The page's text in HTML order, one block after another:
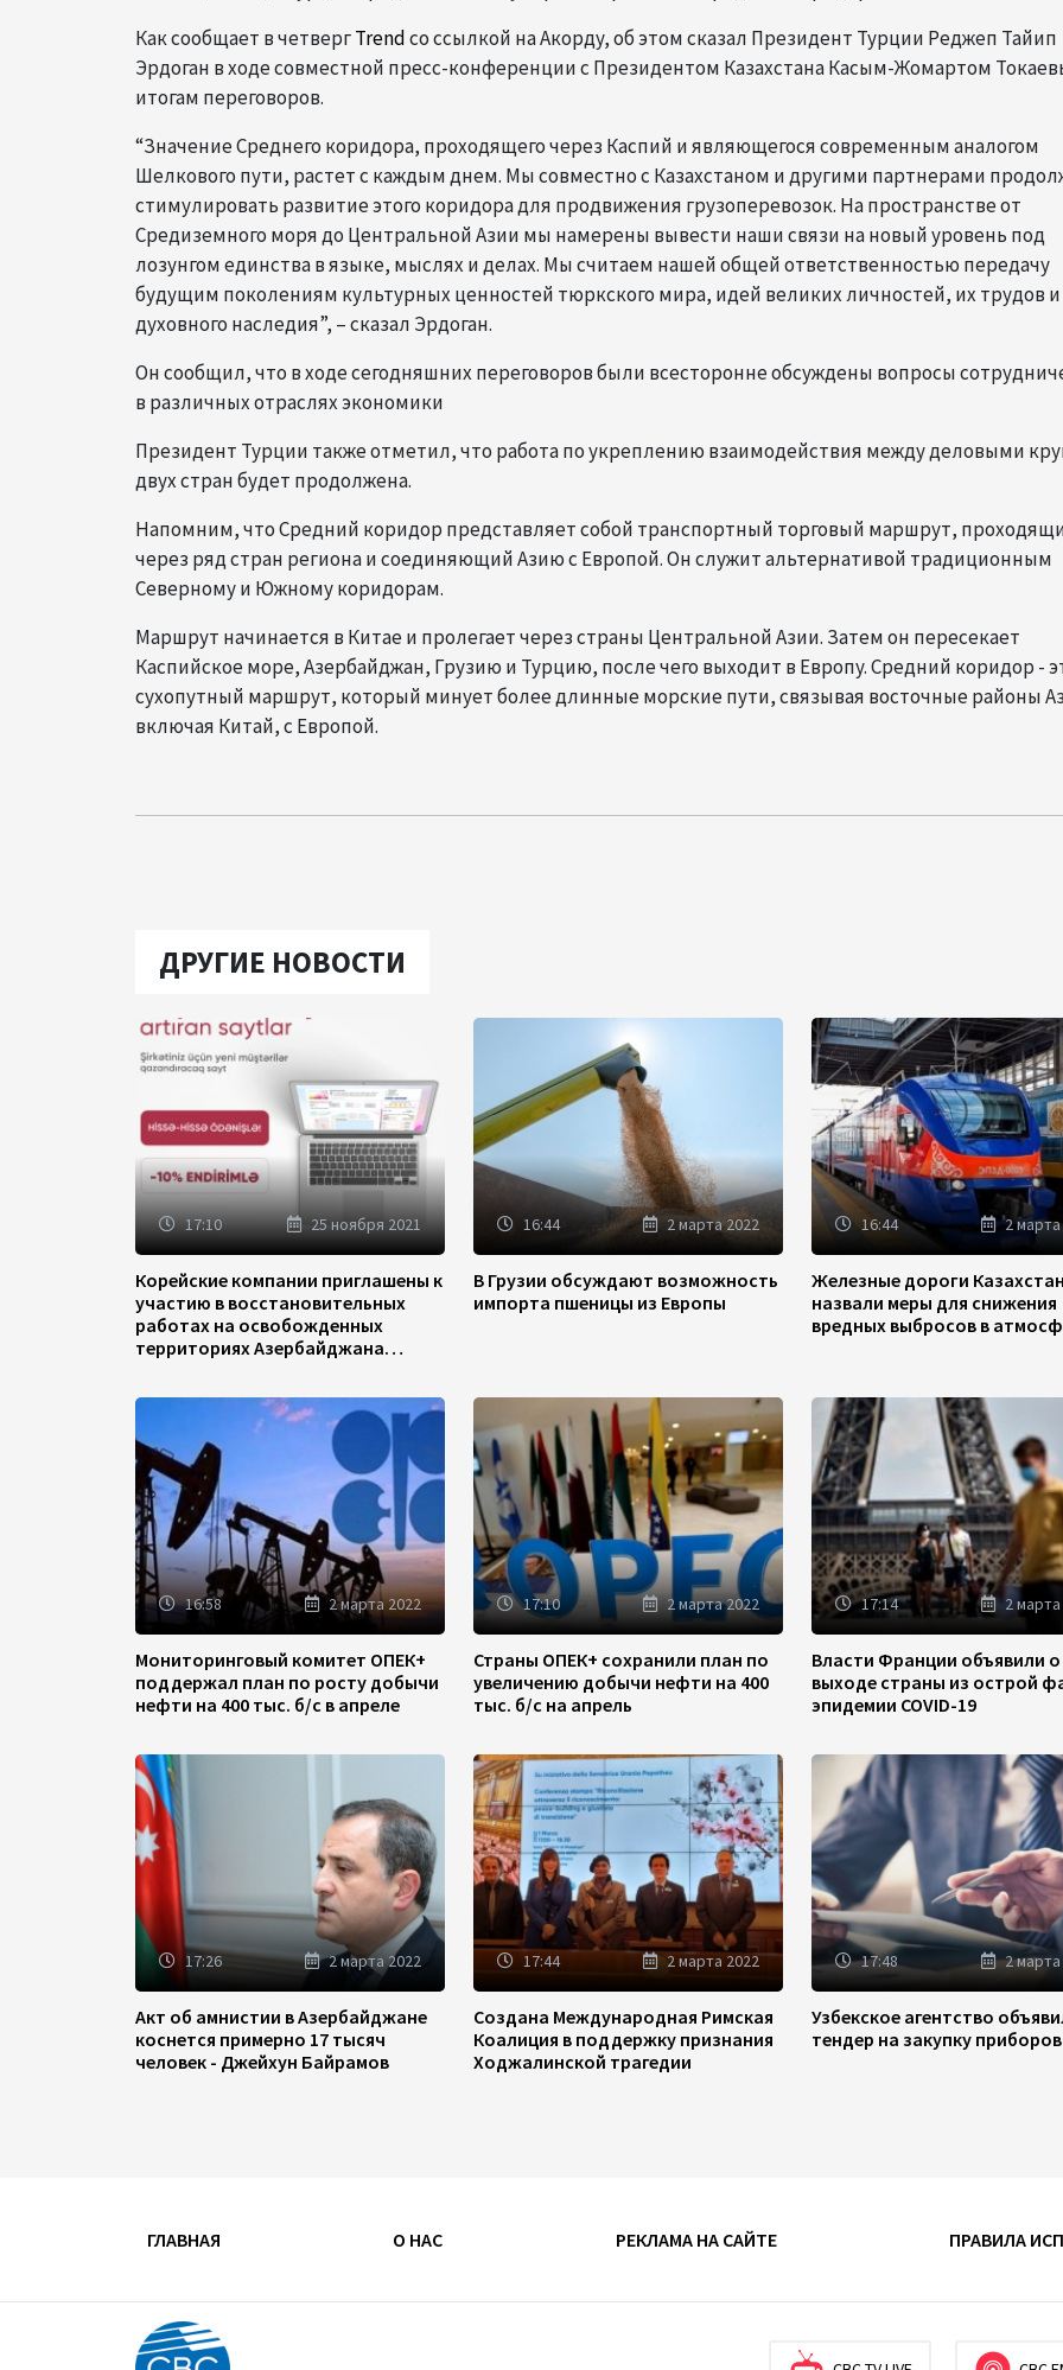
Как сообщает в четвергTrendсо ссылкой на Акорду, об этом сказал Президент Турции Реджеп Тайип
Эрдоган в ходе совместной пресс-конференции с Президентом Казахстана Касым-Жомартом
итогам переговоров.
“Значение Среднего коридора, проходящего через Каспий и являющегося современным аналогом
Шелкового пути, растет с каждым днем. Мы совместно с Казахстаном и другими партнерами
стимулировать развитие этого коридора для продвижения грузоперевозок. На пространстве от
Средиземного моря до Центральной Азии мы намерены вывести наши связи на новый уровень под
лозунгом единства в языке, мыслях и делах. Мы считаем нашей общей ответственностью передачу
будущим поколениям культурных ценностей тюркского мира, идей великих личностей, их трудов и
духовного наследия”, – сказал Эрдоган.
Он сообщил, что в ходе сегодняшних переговоров были всесторонне обсуждены вопросы
в различных отраслях экономики
Президент Турции также отметил, что работа по укреплению взаимодействия между деловыми
двух стран будет продолжена.
Напомним, что Средний коридор представляет собой транспортный торговый маршрут,
через ряд стран региона и соединяющий Азию с Европой. Он служит альтернативой традиционным
Северному и Южному коридорам.
Маршрут начинается в Китае и пролегает через страны Центральной Азии. Затем он пересекает
Каспийское море, Азербайджан, Грузию и Турцию, после чего выходит в Европу. Средний коридор -
сухопутный маршрут, который минует более длинные морские пути, связывая восточные районы
включая Китай, с Европой.
ДРУГИЕ НОВОСТИ
17:10 25 ноября 2021
Корейские компании приглашены к
участию в восстановительных
работах на освобожденных
территориях Азербайджана
16:44 2 марта 2022
В Грузии обсуждают возможность
импорта пшеницы из Европы
16:44 2 марта
Железные дороги
назвали меры для снижения
вредных выбросов в
16:58 2 марта 2022
Мониторинговый комитет ОПЕК+
поддержал план по росту добычи
нефти на 400 тыс. б/с в апреле
17:10 2 марта 2022
Страны ОПЕК+ сохранили план по
увеличению добычи нефти на 400
тыс. б/с на апрель
17:14 2 марта
Власти Франции объявили о
выходе страны из острой
эпидемии COVID-19
17:26 2 марта 2022
Акт об амнистии в Азербайджане
коснется примерно 17 тысяч
человек - Джейхун Байрамов
17:44 2 марта 2022
Создана Международная Римская
Коалиция в поддержку признания
Ходжалинской трагедии
17:48 2 марта
Узбекское агентство
тендер на закупку приборов
ГЛАВНАЯ О НАС РЕКЛАМА НА САЙТЕ ПРАВИЛА